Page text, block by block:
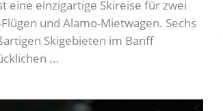
eine einzigartige Skireise für zwei
und Alamo-Mietwagen. Sechs
Skigebieten im Banff